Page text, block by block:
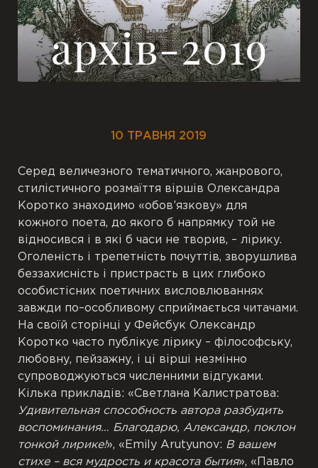
10 ТРАВНЯ 2019
Серед величезного тематичного, жанрового,
стилістичного розмаїття віршів Олександра
Коротко знаходимо «обов’язкову» для
кожного поета, до якого б напрямку той не
відносився і в які б часи не творив, – лірику.
Оголеність і трепетність почуттів, зворушлива
беззахисність і пристрасть в цих глибоко
особистісних поетичних висловлюваннях
завжди по–особливому сприймається читачами.
На своїй сторінці у Фейсбук Олександр
Коротко часто публікує лірику – філософську,
любовну, пейзажну, і ці вірші незмінно
супроводжуються численними відгуками.
Кілька прикладів: «Светлана Калистратова:
Удивительная способность автора разбудить
воспоминания… Благодарю, Александр, поклон
тонкой лирике!», «Emily Arutyunov: В вашем
стихе – вся мудрость и красота бытия», «Павло